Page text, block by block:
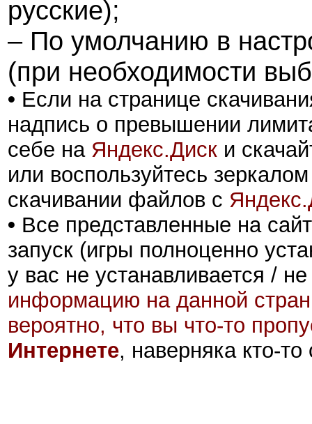
русские);
– По умолчанию в
(при необходимости
• Если на странице
надпись о превышении
себе на Яндекс.Диск и
или воспользуйтесь
скачивании файлов с
• Все представленные на
запуск (игры полноценно
у вас не устанавливается /
информацию на данной
вероятно, что вы что-то
Интернете, наверняка кто-